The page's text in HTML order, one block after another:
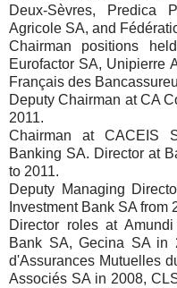
Deux-Sèvres, Predica
Agricole SA, and
Chairman positions
Eurofactor SA, Unipierre
Français des
Deputy Chairman at CA
2011.
Chairman at CACEIS
Banking SA. Director at
to 2011.
Deputy Managing
Investment Bank SA from
Director roles at
Bank SA, Gecina SA in
d'Assurances Mutuelles
Associés SA in 2008,